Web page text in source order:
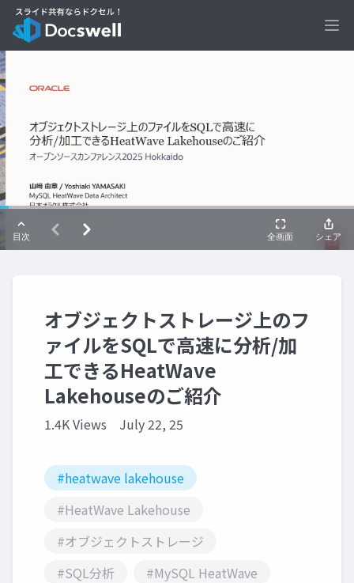
オブジェクトストレージ上のフ
ァイルをSQLで高速に分析/加
工できるHeatWave
Lakehouseのご紹介
1.4K Views July 22, 25
#heatwave lakehouse
#HeatWave Lakehouse
#オブジェクトストレージ
#SQL分析
#MySQL HeatWave